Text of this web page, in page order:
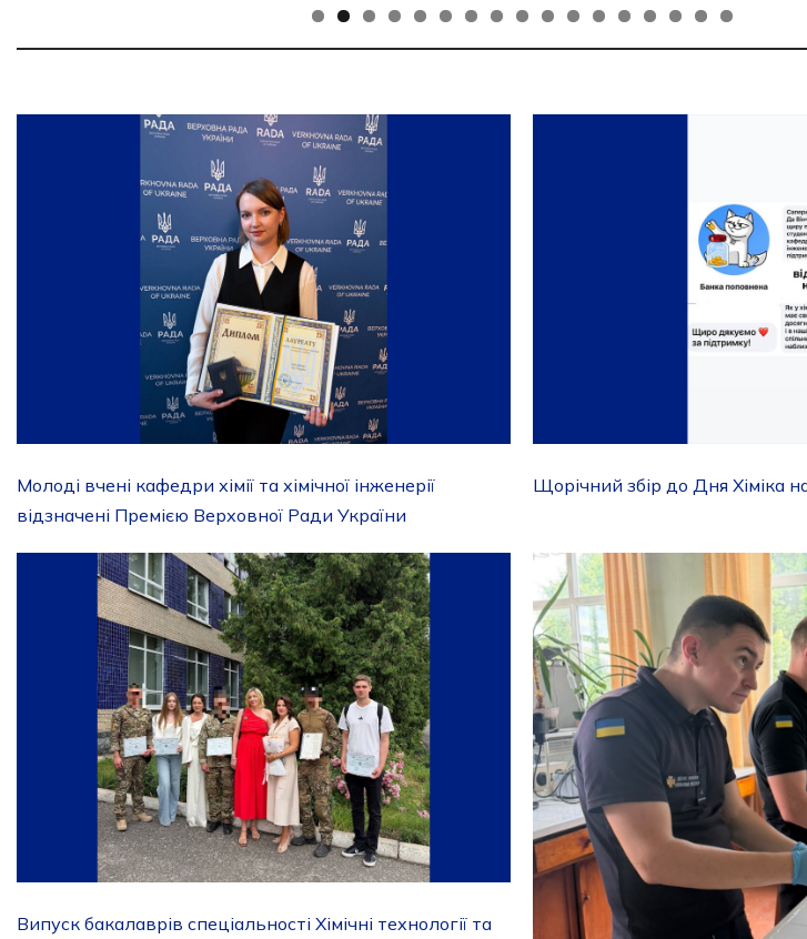
Молоді вчені кафедри хімії та хімічної інженерії
відзначені Премією Верховної Ради України
Щорічний збір до Дня Хіміка
Випуск бакалаврів спеціальності Хімічні технології та